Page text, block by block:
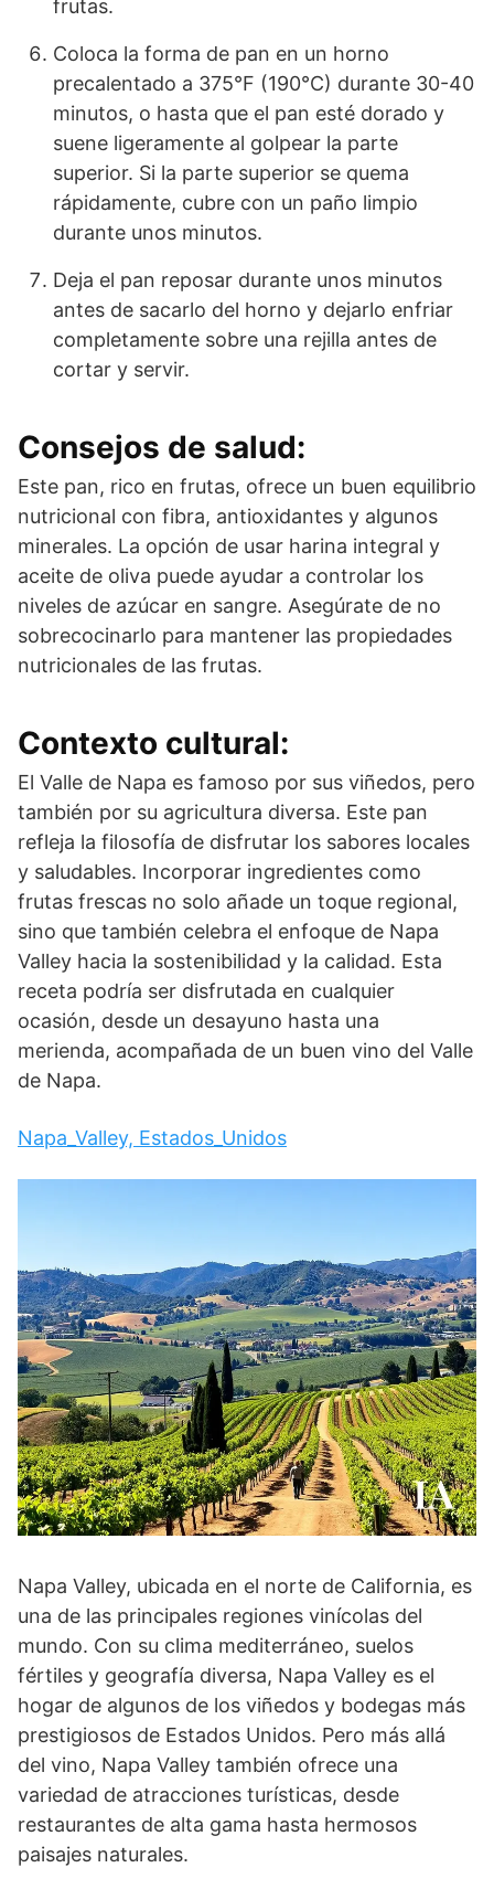
frutas.
Coloca la forma de pan en un horno
precalentado a 375°F (190°C) durante 30-40
minutos, o hasta que el pan esté dorado y
suene ligeramente al golpear la parte
superior. Si la parte superior se quema
rápidamente, cubre con un paño limpio
durante unos minutos.
Deja el pan reposar durante unos minutos
antes de sacarlo del horno y dejarlo enfriar
completamente sobre una rejilla antes de
cortar y servir.
Consejos de salud:
Este pan, rico en frutas, ofrece un buen equilibrio
nutricional con fibra, antioxidantes y algunos
minerales. La opción de usar harina integral y
aceite de oliva puede ayudar a controlar los
niveles de azúcar en sangre. Asegúrate de no
sobrecocinarlo para mantener las propiedades
nutricionales de las frutas.
Contexto cultural:
El Valle de Napa es famoso por sus viñedos, pero
también por su agricultura diversa. Este pan
refleja la filosofía de disfrutar los sabores locales
y saludables. Incorporar ingredientes como
frutas frescas no solo añade un toque regional,
sino que también celebra el enfoque de Napa
Valley hacia la sostenibilidad y la calidad. Esta
receta podría ser disfrutada en cualquier
ocasión, desde un desayuno hasta una
merienda, acompañada de un buen vino del Valle
de Napa.
Napa_Valley, Estados_Unidos
Napa Valley, ubicada en el norte de California, es
una de las principales regiones vinícolas del
mundo. Con su clima mediterráneo, suelos
fértiles y geografía diversa, Napa Valley es el
hogar de algunos de los viñedos y bodegas más
prestigiosos de Estados Unidos. Pero más allá
del vino, Napa Valley también ofrece una
variedad de atracciones turísticas, desde
restaurantes de alta gama hasta hermosos
paisajes naturales.